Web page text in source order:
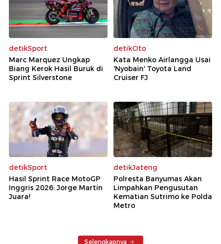
detikSport
Marc Marquez Ungkap
Biang Kerok Hasil Buruk di
Sprint Silverstone
detikOto
Kata Menko Airlangga Usai
'Nyobain' Toyota Land
Cruiser FJ
detikSport
Hasil Sprint Race MotoGP
Inggris 2026: Jorge Martin
Juara!
detikJateng
Polresta Banyumas Akan
Limpahkan Pengusutan
Kematian Sutrimo ke Polda
Metro
Selengkapnya